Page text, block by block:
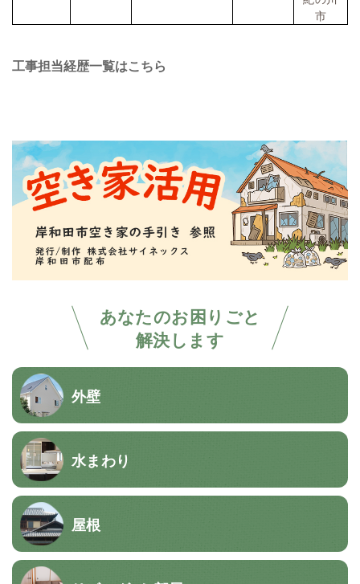
あなたのお困りごと
解決します
外壁
水まわり
屋根
市
工事担当経歴一覧はこちら